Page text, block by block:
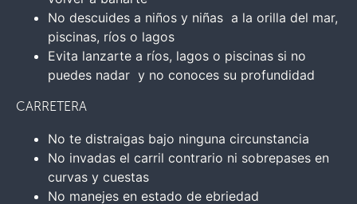
No descuides a niños y niñas a la orilla del mar,
piscinas, ríos o lagos
Evita lanzarte a ríos, lagos o piscinas si no
puedes nadar y no conoces su profundidad
CARRETERA
No te distraigas bajo ninguna circunstancia
No invadas el carril contrario ni sobrepases en
curvas y cuestas
No manejes en estado de ebriedad